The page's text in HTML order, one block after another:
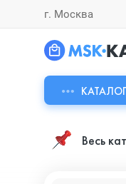
г. Москва
Весь